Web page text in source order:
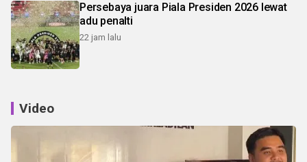
Persebaya juara Piala Presiden 2026 lewat
adu penalti
22 jam lalu
Video